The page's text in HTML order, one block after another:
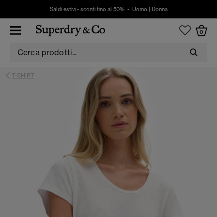
Saldi estivi - sconti fino al 50% - Uomo Donna
0
T-SHIRT